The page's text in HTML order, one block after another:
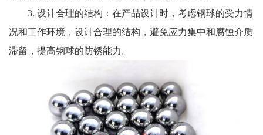
3. 设计合理的结构：在产品设计时，考虑钢球的受力情
况和工作环境，设计合理的结构，避免应力集中和腐蚀介质
滞留，提高钢球的防锈能力。